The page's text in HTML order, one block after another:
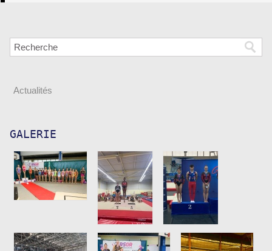
Actualités
GALERIE